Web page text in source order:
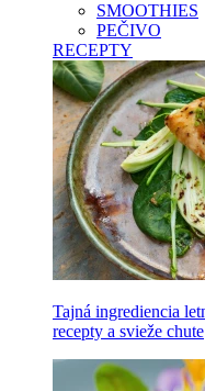
SMOOTHIES
PEČIVO
RECEPTY
Tajná ingrediencia
recepty a svieže chute